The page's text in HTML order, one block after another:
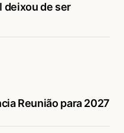
deixou de ser
Reunião para 2027